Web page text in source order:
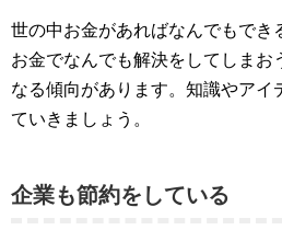
世の中お金があればなんでもでき
お金でなんでも解決をしてしまお
なる傾向があります。知識やアイ
ていきましょう。
企業も節約をしている